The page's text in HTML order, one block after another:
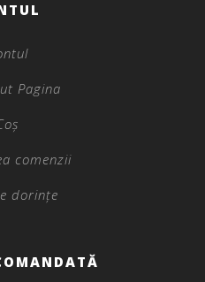
Pagina
comenzii
dorințe